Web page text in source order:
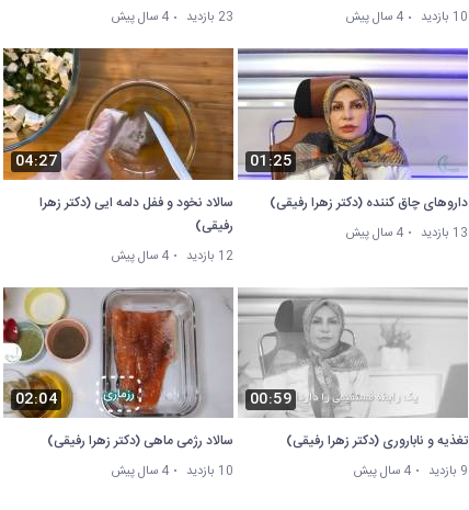
10 بازدید 4 سال پیش 23 بازدید 4 سال پیش
01:25
داروهای چاق کننده (دکتر زهرا رفیقی)
13 بازدید 4 سال پیش
04:27
سالاد نخود و ففل دلمه ایی (دکتر زهرا
رفیقی)
12 بازدید 4 سال پیش
00:59
تغذیه و ناباروری (دکتر زهرا رفیقی)
9 بازدید 4 سال پیش
02:04
سالاد رژمی ماهی (دکتر زهرا رفیقی)
10 بازدید 4 سال پیش